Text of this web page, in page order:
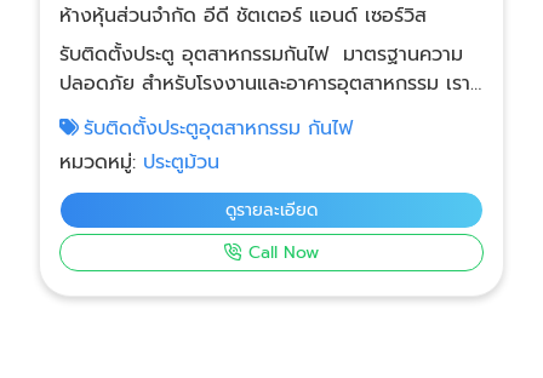
ห้างหุ้นส่วนจำกัด อีดี ชัตเตอร์ แอนด์ เซอร์วิส
รับติดตั้งประตู อุตสาหกรรมกันไฟ มาตรฐานความ
ปลอดภัย สำหรับโรงงานและอาคารอุตสาหกรรม เรา
ให้บริการ รับติดตั้งประตูอุตสาหกรรมกันไฟ (Fire
Rated Industrial Door) สำหรับโรงงาน
อุตสาหกรรม โกดังสินค้า ศูนย์กระจายสินค้า และ
อาคารที่ต้องการระบบป้องกันอัคคีภัยตามมาตรฐาน
ความปลอดภัยของอาคาร โดยทีมช่างผู้เชี่ยวชาญ ติด
ตั้งถูกต้อง ใช้งานได้จริง
รับติดตั้งประตูอุตสาหกรรม กันไฟ
หมวดหมู่: ประตูม้วน
ดูรายละเอียด
Call Now